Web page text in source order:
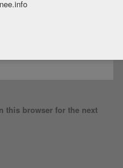
this browser for the next